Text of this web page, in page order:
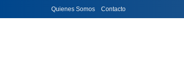
Quienes Somos Contacto